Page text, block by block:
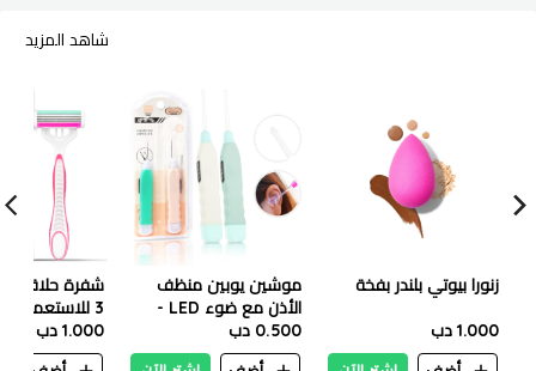
شاهد المزيد
زنورا بيوتي بلندر بفخة
1.000 دب
موشين يوبين منظف ​​
الأذن مع ضوء LED -
قطعتين - K-180
0.500 دب
شفرة حلاقة
3 للاستعمال
– عبوة 4 قطع - 1972
1.000 دب